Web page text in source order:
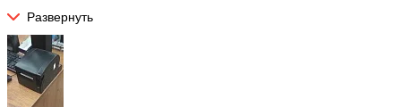
порадовали широкие возможности для настройки текстовых
шаблонов и логотипа на чеке. Основная позиция в ассортименте
у нас алкоголь, нам была необходима работа с ЕГАИС, для этого
он тоже подходит. Цена оправдывает качество, ничего не
скрепит, не тормозит, нож не западает, в целом устройство не
приносит дополнительных проблем.
Развернуть